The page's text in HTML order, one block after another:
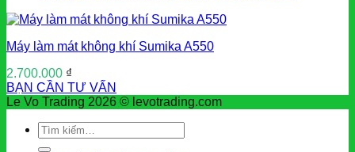
Máy làm mát không khí Sumika A550
2.700.000 ₫
BẠN CẦN TƯ VẤN
Le Vo Trading 2026 © levotrading.com
Tìm
kiếm: